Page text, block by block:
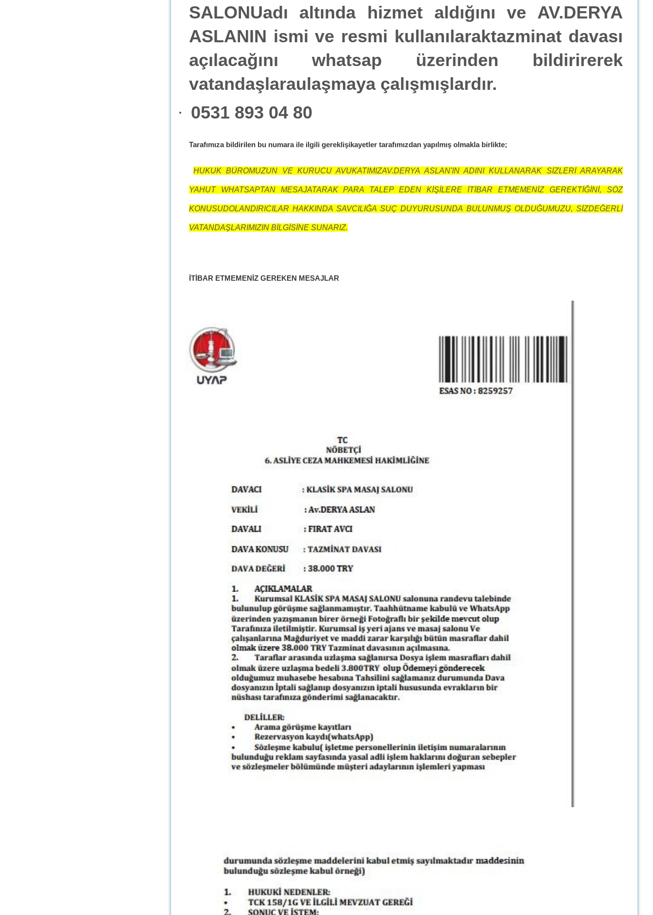
SALONUadı altında hizmet aldığını ve AV.DERYA
ASLANIN ismi ve resmi kullanılaraktazminat davası
açılacağını whatsap üzerinden bildirirerek
vatandaşlaraulaşmaya çalışmışlardır.
· 0531 893 04 80
Tarafımıza bildirilen bu numara ile ilgili gereklişikayetler tarafımızdan yapılmış olmakla birlikte;
HUKUK BÜROMUZUN VE KURUCU AVUKATIMIZAV.DERYA ASLAN'IN ADINI KULLANARAK SİZLERİ ARAYARAK
YAHUT WHATSAPTAN MESAJATARAK PARA TALEP EDEN KİŞİLERE İTİBAR ETMEMENİZ GEREKTİĞİNİ, SÖZ
KONUSUDOLANDIRICILAR HAKKINDA SAVCILIĞA SUÇ DUYURUSUNDA BULUNMUŞ OLDUĞUMUZU, SİZDEĞERLİ
VATANDAŞLARIMIZIN BİLGİSİNE SUNARIZ.
İTİBAR ETMEMENİZ GEREKEN MESAJLAR